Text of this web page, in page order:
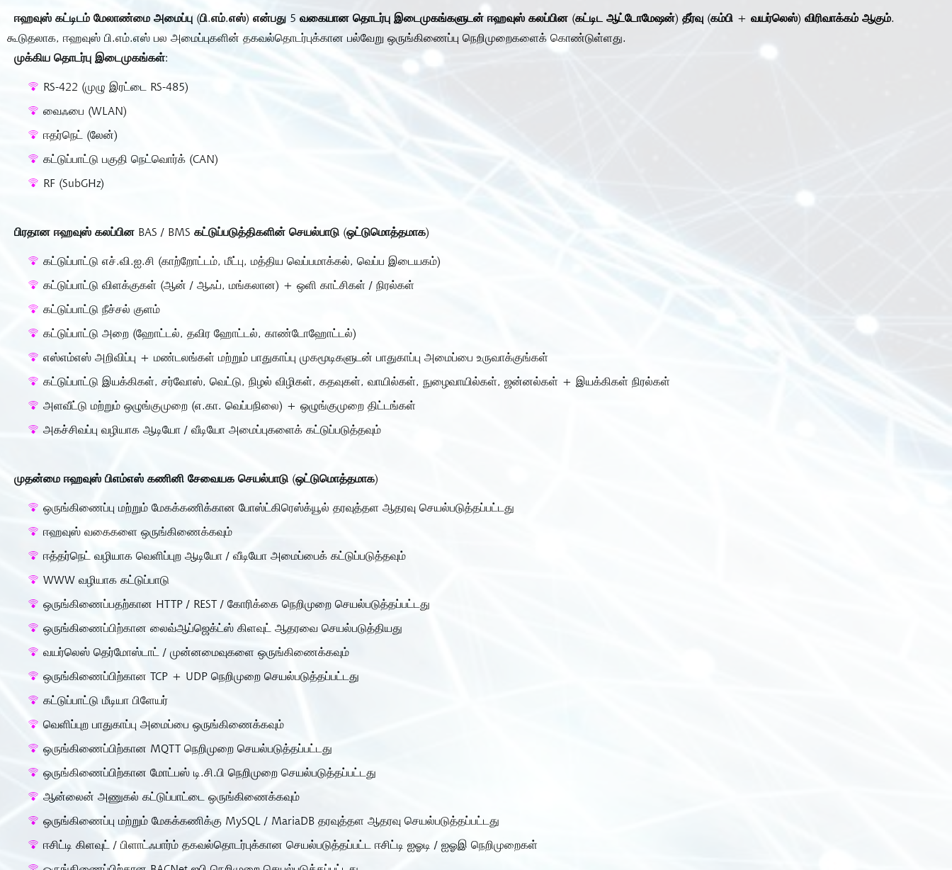
ஈஹவுஸ் கட்டிடம் மேலாண்மை அமைப்பு (பி.எம்.எஸ்) என்பது 5 வகையான தொடர்பு இடைமுகங்களுடன் ஈஹவுஸ் கலப்பின (கட்டிட ஆட்டோமேஷன்) தீர்வு (கம்பி + வயர்லெஸ்) விரிவாக்கம் ஆகும்.
கூடுதலாக, ஈஹவுஸ் பி.எம்.எஸ் பல அமைப்புகளின் தகவல்தொடர்புக்கான பல்வேறு ஒருங்கிணைப்பு நெறிமுறைகளைக் கொண்டுள்ளது.
முக்கிய தொடர்பு இடைமுகங்கள்:
RS-422 (முழு இரட்டை RS-485)
வைஃபை (WLAN)
ஈதர்நெட் (லேன்)
கட்டுப்பாட்டு பகுதி நெட்வொர்க் (CAN)
RF (SubGHz)
பிரதான ஈஹவுஸ் கலப்பின BAS / BMS கட்டுப்படுத்திகளின் செயல்பாடு (ஒட்டுமொத்தமாக)
கட்டுப்பாட்டு எச்.வி.ஐ.சி (காற்றோட்டம், மீட்பு, மத்திய வெப்பமாக்கல், வெப்ப இடையகம்)
கட்டுப்பாட்டு விளக்குகள் (ஆன் / ஆஃப், மங்கலான) + ஒளி காட்சிகள் / நிரல்கள்
கட்டுப்பாட்டு நீச்சல் குளம்
கட்டுப்பாட்டு அறை (ஹோட்டல், தவிர ஹோட்டல், காண்டோஹோட்டல்)
எஸ்எம்எஸ் அறிவிப்பு + மண்டலங்கள் மற்றும் பாதுகாப்பு முகமூடிகளுடன் பாதுகாப்பு அமைப்பை உருவாக்குங்கள்
கட்டுப்பாட்டு இயக்கிகள், சர்வோஸ், வெட்டு, நிழல் விழிகள், கதவுகள், வாயில்கள், நுழைவாயில்கள், ஜன்னல்கள் + இயக்கிகள் நிரல்கள்
அளவீட்டு மற்றும் ஒழுங்குமுறை (எ.கா. வெப்பநிலை) + ஒழுங்குமுறை திட்டங்கள்
அகச்சிவப்பு வழியாக ஆடியோ / வீடியோ அமைப்புகளைக் கட்டுப்படுத்தவும்
முதன்மை ஈஹவுஸ் பிஎம்எஸ் கணினி சேவையக செயல்பாடு (ஒட்டுமொத்தமாக)
ஒருங்கிணைப்பு மற்றும் மேகக்கணிக்கான போஸ்ட்கிரெஸ்க்யூல் தரவுத்தள ஆதரவு செயல்படுத்தப்பட்டது
ஈஹவுஸ் வகைகளை ஒருங்கிணைக்கவும்
ஈத்தர்நெட் வழியாக வெளிப்புற ஆடியோ / வீடியோ அமைப்பைக் கட்டுப்படுத்தவும்
WWW வழியாக கட்டுப்பாடு
ஒருங்கிணைப்பதற்கான HTTP / REST / கோரிக்கை நெறிமுறை செயல்படுத்தப்பட்டது
ஒருங்கிணைப்பிற்கான லைவ்ஆப்ஜெக்ட்ஸ் கிளவுட் ஆதரவை செயல்படுத்தியது
வயர்லெஸ் தெர்மோஸ்டாட் / முன்னமைவுகளை ஒருங்கிணைக்கவும்
ஒருங்கிணைப்பிற்கான TCP + UDP நெறிமுறை செயல்படுத்தப்பட்டது
கட்டுப்பாட்டு மீடியா பிளேயர்
வெளிப்புற பாதுகாப்பு அமைப்பை ஒருங்கிணைக்கவும்
ஒருங்கிணைப்பிற்கான MQTT நெறிமுறை செயல்படுத்தப்பட்டது
ஒருங்கிணைப்பிற்கான மோட்பஸ் டி.சி.பி நெறிமுறை செயல்படுத்தப்பட்டது
ஆன்லைன் அணுகல் கட்டுப்பாட்டை ஒருங்கிணைக்கவும்
ஒருங்கிணைப்பு மற்றும் மேகக்கணிக்கு MySQL / MariaDB தரவுத்தள ஆதரவு செயல்படுத்தப்பட்டது
ஈசிட்டி கிளவுட் / பிளாட்ஃபார்ம் தகவல்தொடர்புக்கான செயல்படுத்தப்பட்ட ஈசிட்டி ஐஓடி / ஐஓஇ நெறிமுறைகள்